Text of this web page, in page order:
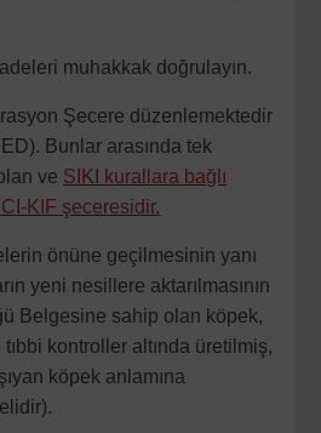
muhakkak doğrulayın.
Şecere düzenlemektedir
Bunlar arasında tek
ve SIKI kurallara bağlı
KIF şeceresidir.
önüne geçilmesinin yanı
yeni nesillere aktarılmasının
Belgesine sahip olan köpek,
kontroller altında üretilmiş,
köpek anlamına